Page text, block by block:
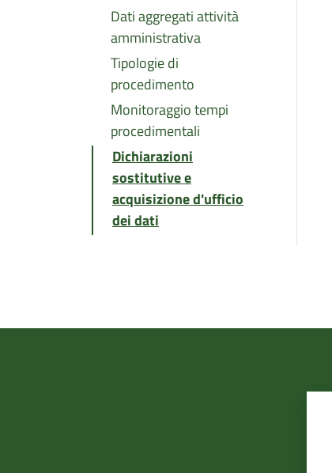
Dati aggregati attività
amministrativa
Tipologie di
procedimento
Monitoraggio tempi
procedimentali
Dichiarazioni
sostitutive e
acquisizione d'ufficio
dei dati